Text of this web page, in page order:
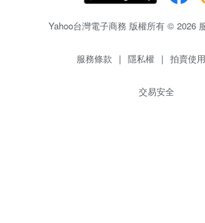
Yahoo台灣電子商務 版權所有 © 2026
服務條款 | 隱私權 | 拍賣使
交易安全